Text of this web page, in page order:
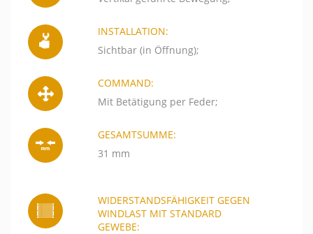
INSTALLATION:
Sichtbar (in Öffnung);
COMMAND:
Mit Betätigung per Feder;
GESAMTSUMME:
31 mm
WIDERSTANDSFÄHIGKEIT GEGEN
WINDLAST MIT STANDARD
GEWEBE: